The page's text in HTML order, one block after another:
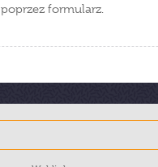
poprzez formularz.